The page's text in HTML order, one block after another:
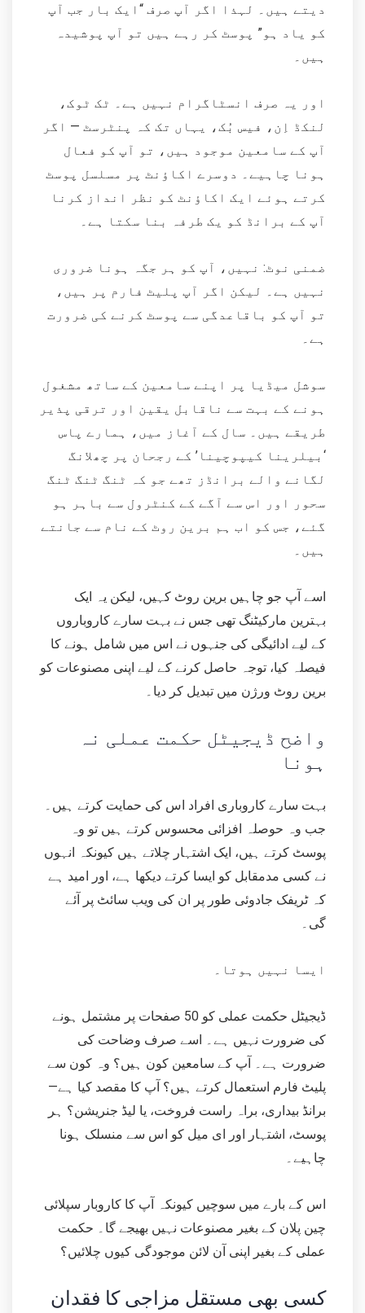
دیتے ہیں۔ لہذا اگر آپ صرف “ایک بار جب آپ
کو یاد ہو” پوسٹ کر رہے ہیں تو آپ پوشیدہ
ہیں۔
اور یہ صرف انسٹاگرام نہیں ہے۔ ٹک ٹوک،
لنکڈ اِن، فیس بُک، یہاں تک کہ پنٹرسٹ — اگر
آپ کے سامعین موجود ہیں، تو آپ کو فعال
ہونا چاہیے۔ دوسرے اکاؤنٹ پر مسلسل پوسٹ
کرتے ہوئے ایک اکاؤنٹ کو نظر انداز کرنا
آپ کے برانڈ کو یک طرفہ بنا سکتا ہے۔
ضمنی نوٹ: نہیں، آپ کو ہر جگہ ہونا ضروری
نہیں ہے۔ لیکن اگر آپ پلیٹ فارم پر ہیں،
تو آپ کو باقاعدگی سے پوسٹ کرنے کی ضرورت
ہے۔
سوشل میڈیا پر اپنے سامعین کے ساتھ مشغول
ہونے کے بہت سے ناقابل یقین اور ترقی پذیر
طریقے ہیں۔ سال کے آغاز میں، ہمارے پاس
‘بیلرینا کیپوچینا’ کے رجحان پر چھلانگ
لگانے والے برانڈز تھے جو کہ ٹنگ ٹنگ ٹنگ
سحور اور اس سے آگے کے کنٹرول سے باہر ہو
گئے، جس کو اب ہم برین روٹ کے نام سے جانتے
ہیں۔
اسے آپ جو چاہیں برین روٹ کہیں، لیکن یہ ایک
بہترین مارکیٹنگ تھی جس نے بہت سارے کاروباروں
کے لیے ادائیگی کی جنہوں نے اس میں شامل ہونے کا
فیصلہ کیا، توجہ حاصل کرنے کے لیے اپنی مصنوعات کو
برین روٹ ورژن میں تبدیل کر دیا۔
واضح ڈیجیٹل حکمت عملی نہ
ہونا
بہت سارے کاروباری افراد اس کی حمایت کرتے ہیں۔
جب وہ حوصلہ افزائی محسوس کرتے ہیں تو وہ
پوسٹ کرتے ہیں، ایک اشتہار چلاتے ہیں کیونکہ انہوں
نے کسی مدمقابل کو ایسا کرتے دیکھا ہے، اور امید ہے
کہ ٹریفک جادوئی طور پر ان کی ویب سائٹ پر آئے
گی۔
ایسا نہیں ہوتا۔
ڈیجیٹل حکمت عملی کو 50 صفحات پر مشتمل ہونے
کی ضرورت نہیں ہے۔ اسے صرف وضاحت کی
ضرورت ہے۔ آپ کے سامعین کون ہیں؟ وہ کون سے
پلیٹ فارم استعمال کرتے ہیں؟ آپ کا مقصد کیا ہے—
برانڈ بیداری، براہ راست فروخت، یا لیڈ جنریشن؟ ہر
پوسٹ، اشتہار اور ای میل کو اس سے منسلک ہونا
چاہیے۔
اس کے بارے میں سوچیں کیونکہ آپ کا کاروبار سپلائی
چین پلان کے بغیر مصنوعات نہیں بھیجے گا۔ حکمت
عملی کے بغیر اپنی آن لائن موجودگی کیوں چلائیں؟
کسی بھی مستقل مزاجی کا فقدان